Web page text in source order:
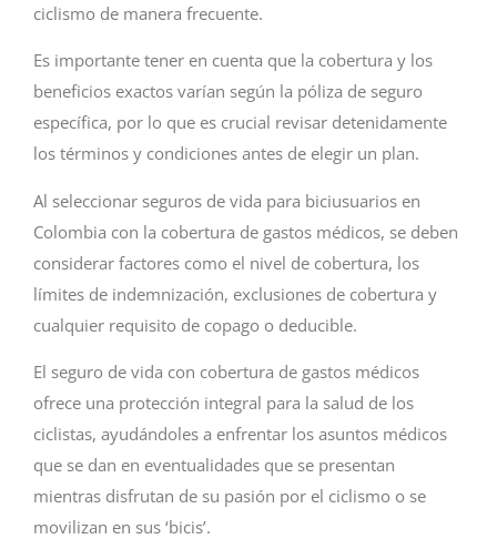
ciclismo de manera frecuente.
Es importante tener en cuenta que la cobertura y los
beneficios exactos varían según la póliza de seguro
específica, por lo que es crucial revisar detenidamente
los términos y condiciones antes de elegir un plan.
Al seleccionar seguros de vida para biciusuarios en
Colombia con la cobertura de gastos médicos, se deben
considerar factores como el nivel de cobertura, los
límites de indemnización, exclusiones de cobertura y
cualquier requisito de copago o deducible.
El seguro de vida con cobertura de gastos médicos
ofrece una protección integral para la salud de los
ciclistas, ayudándoles a enfrentar los asuntos médicos
que se dan en eventualidades que se presentan
mientras disfrutan de su pasión por el ciclismo o se
movilizan en sus ‘bicis’.